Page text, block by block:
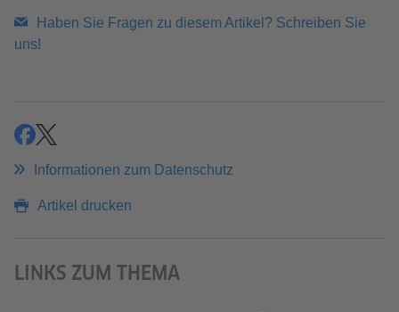
Haben Sie Fragen zu diesem Artikel? Schreiben Sie
uns!
teilenteilen
Informationen zum Datenschutz
Artikel drucken
LINKS ZUM THEMA